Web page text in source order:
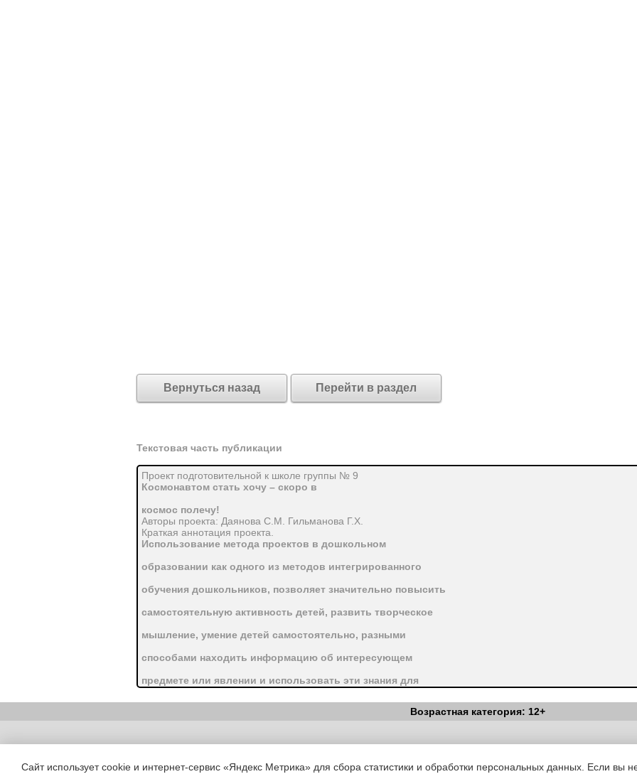
Вернуться назад Перейти в раздел
Текстовая часть публикации
Проект подготовительной к школе группы № 9
Космонавтом стать хочу – скоро в
космос полечу!
Авторы проекта: Даянова С.М. Гильманова Г.Х.
Краткая аннотация проекта.
Использование метода проектов в дошкольном
образовании как одного из методов интегрированного
обучения дошкольников, позволяет значительно повысить
самостоятельную активность детей, развить творческое
мышление, умение детей самостоятельно, разными
способами находить информацию об интересующем
предмете или явлении и использовать эти знания для
создания новых объектов действительности. А так же
Возрастная категория: 12+
Copyright (c) |Вестник Педагога|Об издании|Условия|Политика
Сайт использует cookie и интернет-сервис «Яндекс Метрика» для сбора статистики и обработки персональных данных. Если вы